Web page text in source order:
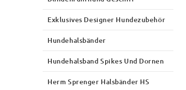
Exklusives Designer Hundezubehör
Hundehalsbänder
Hundehalsband Spikes Und Dornen
Herm Sprenger Halsbänder HS